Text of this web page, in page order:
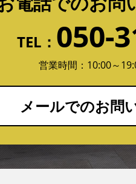
TEL： 050-
営業時間：10:00～
メールでのお問